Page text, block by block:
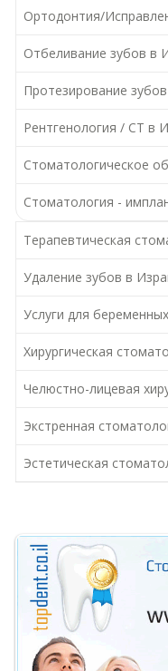
Ортодонтия/
Отбеливание зубов в
Протезирование
Рентгенология / СТ в
Стоматологическое
Стоматология -
Терапевтическая
Удаление зубов в
Услуги для беременных
Хирургическая
Челюстно-лицевая
Экстренная
Эстетическая